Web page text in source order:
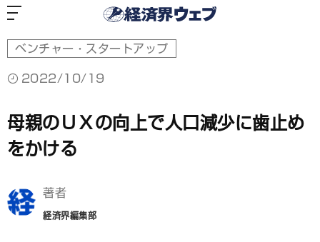
ベンチャー・スタートアップ
2022/10/19
母親のＵＸの向上で人口減少に歯止め
をかける
著者
経済界編集部